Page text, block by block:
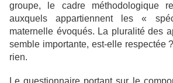
groupe, le cadre méthodologique
auxquels appartiennent les «
maternelle évoqués. La pluralité des
semble importante, est-elle respectée
rien.
Le questionnaire portant sur le